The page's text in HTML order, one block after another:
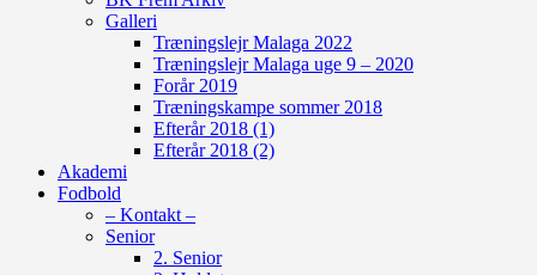
Galleri
Træningslejr Malaga 2022
Træningslejr Malaga uge 9 – 2020
Forår 2019
Træningskampe sommer 2018
Efterår 2018 (1)
Efterår 2018 (2)
Akademi
Fodbold
– Kontakt –
Senior
2. Senior